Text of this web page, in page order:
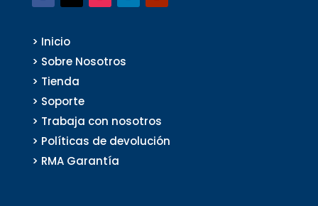
> Inicio
> Sobre Nosotros
> Tienda
> Soporte
> Trabaja con nosotros
> Políticas de devolución
> RMA Garantía